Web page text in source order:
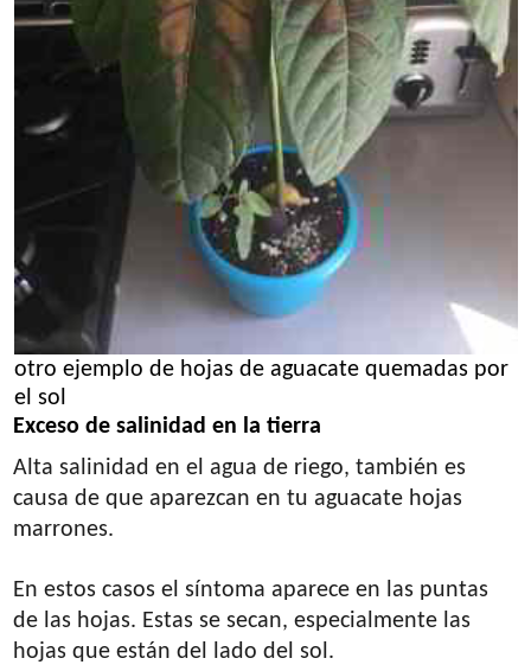
otro ejemplo de hojas de aguacate quemadas por
el sol
Exceso de salinidad en la tierra
Alta salinidad en el agua de riego, también es
causa de que aparezcan en tu aguacate hojas
marrones.
En estos casos el síntoma aparece en las puntas
de las hojas. Estas se secan, especialmente las
hojas que están del lado del sol.